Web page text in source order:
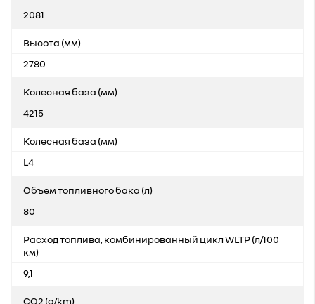
2081
Высота (мм)
2780
Колесная база (мм)
4215
Колесная база (мм)
L4
Объем топливного бака (л)
80
Расход топлива, комбинированный цикл WLTP (л/100
км)
9,1
CO2 (g/km)